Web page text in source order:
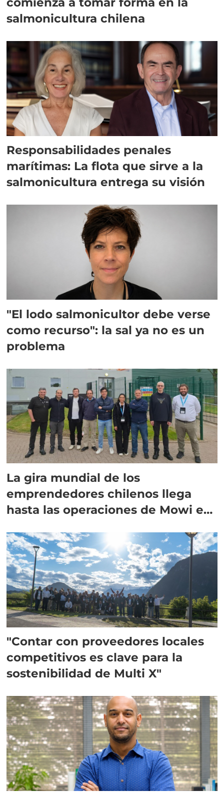
salmonicultura chilena
Responsabilidades penales
marítimas: La flota que sirve a la
salmonicultura entrega su visión
"El lodo salmonicultor debe verse
como recurso": la sal ya no es un
problema
La gira mundial de los
emprendedores chilenos llega
hasta las operaciones de Mowi en
"Contar con proveedores locales
competitivos es clave para la
sostenibilidad de Multi X"